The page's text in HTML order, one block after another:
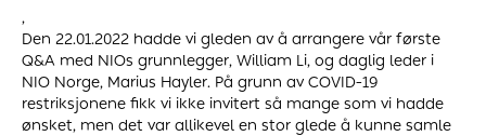
,
Den 22.01.2022 hadde vi gleden av å arrangere vår første
Q&A med NIOs grunnlegger, William Li, og daglig leder i
NIO Norge, Marius Hayler. På grunn av COVID-19
restriksjonene fikk vi ikke invitert så mange som vi hadde
ønsket, men det var allikevel en stor glede å kunne samle